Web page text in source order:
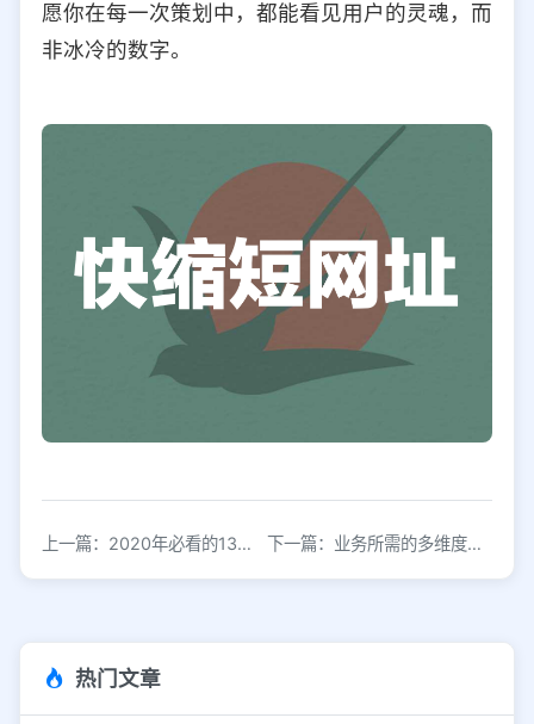
愿你在每一次策划中，都能看见用户的灵魂，而
非冰冷的数字。
上一篇：2020年必看的13种创意活动玩法 下一篇：业务所需的多维度数据分析究竟指什么
热门文章